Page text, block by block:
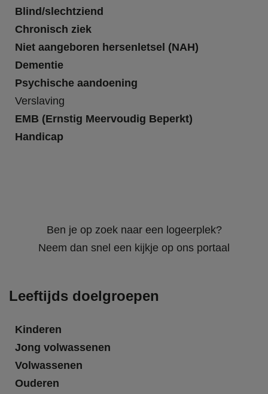
Blind/slechtziend
Chronisch ziek
Niet aangeboren hersenletsel (NAH)
Dementie
Psychische aandoening
Verslaving
EMB (Ernstig Meervoudig Beperkt)
Handicap
Ben je op zoek naar een logeerplek?
Neem dan snel een kijkje op ons portaal
Leeftijds doelgroepen
Kinderen
Jong volwassenen
Volwassenen
Ouderen